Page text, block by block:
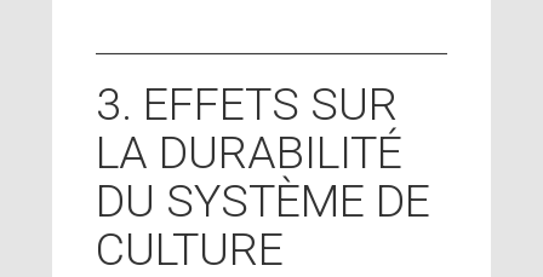
3. EFFETS SUR
LA DURABILITÉ
DU SYSTÈME DE
CULTURE